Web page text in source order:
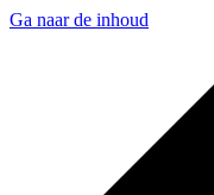
Ga naar de inhoud